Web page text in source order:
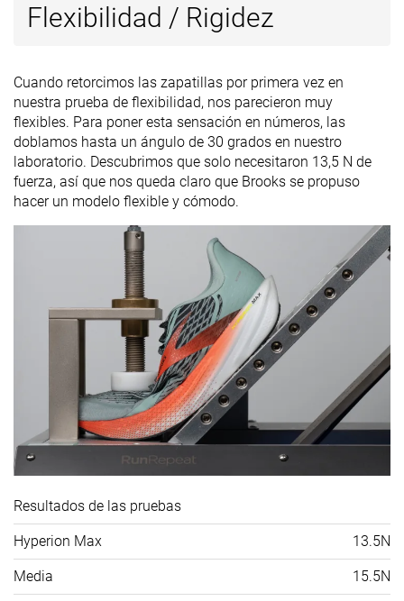
Flexibilidad / Rigidez
Cuando retorcimos las zapatillas por primera vez en
nuestra prueba de flexibilidad, nos parecieron muy
flexibles. Para poner esta sensación en números, las
doblamos hasta un ángulo de 30 grados en nuestro
laboratorio. Descubrimos que solo necesitaron 13,5 N de
fuerza, así que nos queda claro que Brooks se propuso
hacer un modelo flexible y cómodo.
Resultados de las pruebas
Hyperion Max 13.5N
Media 15.5N